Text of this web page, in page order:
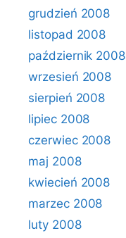
grudzień 2008
listopad 2008
październik 2008
wrzesień 2008
sierpień 2008
lipiec 2008
czerwiec 2008
maj 2008
kwiecień 2008
marzec 2008
luty 2008